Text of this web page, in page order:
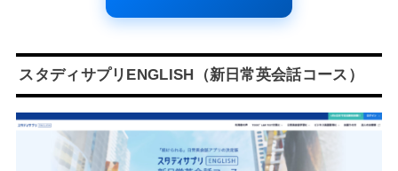
スタディサプリENGLISH（新日常英会話コース）